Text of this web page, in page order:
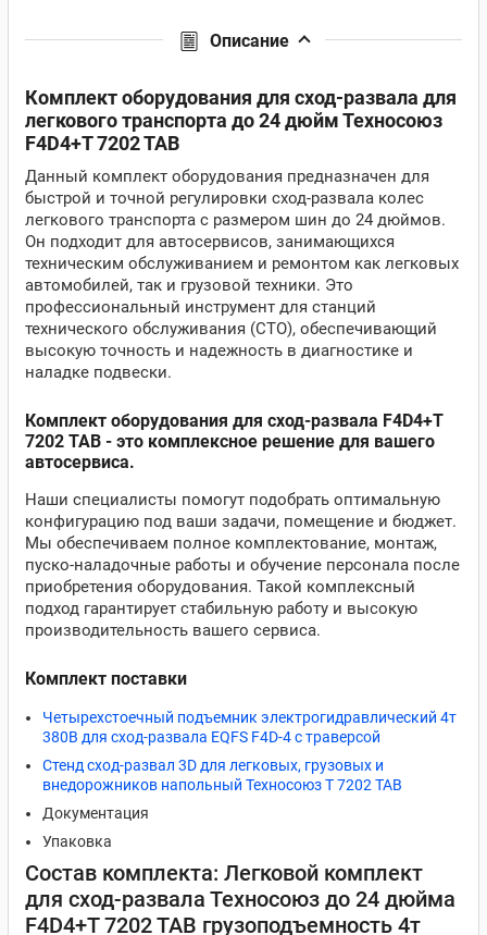
Описание
Комплект оборудования для сход-развала для
легкового транспорта до 24 дюйм Техносоюз
F4D4+T 7202 TAB
Данный комплект оборудования предназначен для
быстрой и точной регулировки сход-развала колес
легкового транспорта с размером шин до 24 дюймов.
Он подходит для автосервисов, занимающихся
техническим обслуживанием и ремонтом как легковых
автомобилей, так и грузовой техники. Это
профессиональный инструмент для станций
технического обслуживания (СТО), обеспечивающий
высокую точность и надежность в диагностике и
наладке подвески.
Комплект оборудования для сход-развала F4D4+T
7202 TAB - это комплексное решение для вашего
автосервиса.
Наши специалисты помогут подобрать оптимальную
конфигурацию под ваши задачи, помещение и бюджет.
Мы обеспечиваем полное комплектование, монтаж,
пуско-наладочные работы и обучение персонала после
приобретения оборудования. Такой комплексный
подход гарантирует стабильную работу и высокую
производительность вашего сервиса.
Комплект поставки
Четырехстоечный подъемник электрогидравлический 4т
380В для сход-развала EQFS F4D-4 с траверсой
Стенд сход-развал 3D для легковых, грузовых и
внедорожников напольный Техносоюз T 7202 TAB
Документация
Упаковка
Состав комплекта: Легковой комплект
для сход-развала Техносоюз до 24 дюйма
F4D4+T 7202 TAB грузоподъемность 4т